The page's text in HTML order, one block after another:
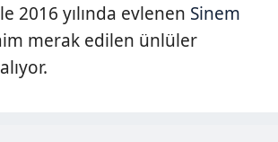
2016 yılında evlenen Sinem
merak edilen ünlüler